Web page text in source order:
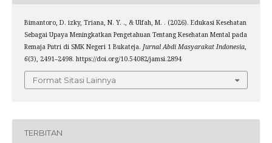
Bimantoro, D. izky, Triana, N. Y. ., & Ulfah, M. . (2026). Edukasi Kesehatan
Sebagai Upaya Meningkatkan Pengetahuan Tentang Kesehatan Mental pada
Remaja Putri di SMK Negeri 1 Bukateja. Jurnal Abdi Masyarakat Indonesia,
6(3), 2491–2498. https://doi.org/10.54082/jamsi.2894
Format Sitasi Lainnya
TERBITAN